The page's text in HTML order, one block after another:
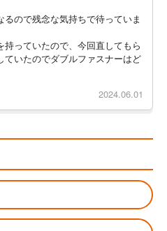
ので残念な気持ちで待っていま
っていたので、今回直してもら
ていたのでダブルファスナーはど
2024.06.01